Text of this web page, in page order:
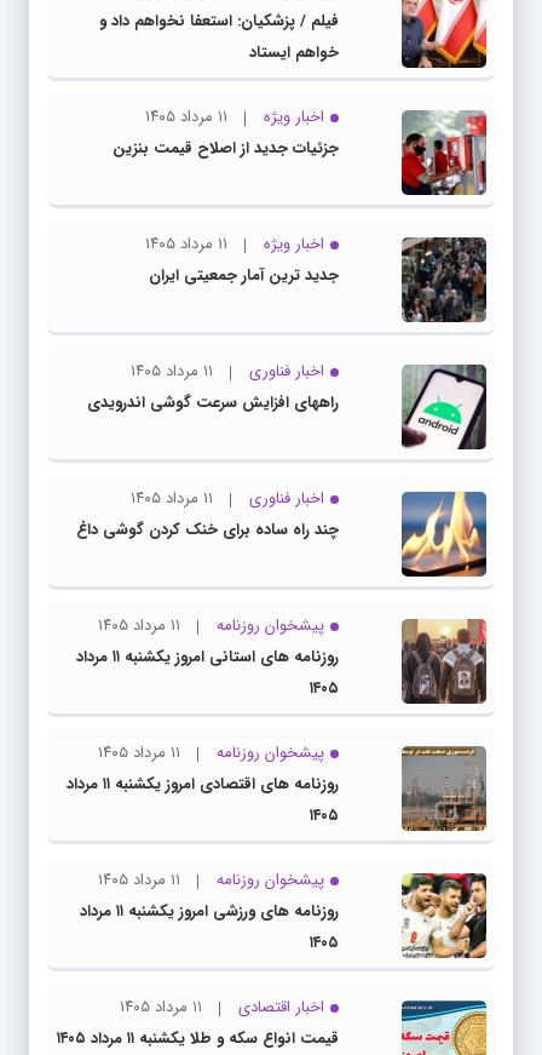
فیلم / پزشکیان: استعفا نخواهم داد و
خواهم ایستاد
اخبار ویژه
۱۱ مرداد ۱۴۰۵
جزئیات جدید از اصلاح قیمت بنزین
اخبار ویژه
۱۱ مرداد ۱۴۰۵
جدید ترین آمار جمعیتی ایران
اخبار فناوری
۱۱ مرداد ۱۴۰۵
راههای افزایش سرعت گوشی اندرویدی
اخبار فناوری
۱۱ مرداد ۱۴۰۵
چند راه‌ ساده برای خنک کردن گوشی داغ
پیشخوان روزنامه
۱۱ مرداد ۱۴۰۵
روزنامه های استانی امروز یکشنبه ۱۱ مرداد
۱۴۰۵
پیشخوان روزنامه
۱۱ مرداد ۱۴۰۵
روزنامه های اقتصادی امروز یکشنبه ۱۱ مرداد
۱۴۰۵
پیشخوان روزنامه
۱۱ مرداد ۱۴۰۵
روزنامه های ورزشی امروز یکشنبه ۱۱ مرداد
۱۴۰۵
اخبار اقتصادی
۱۱ مرداد ۱۴۰۵
قیمت انواع سکه و طلا یکشنبه ۱۱ مرداد ۱۴۰۵